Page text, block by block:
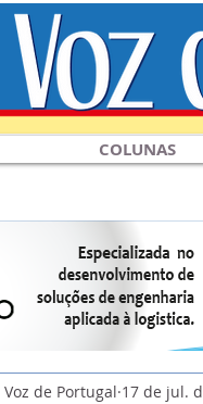
COLUNAS
Voz de Portugal 17 de jul.